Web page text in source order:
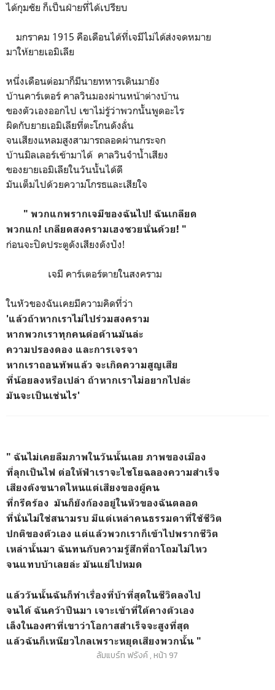
ได้กุมชัย ก็เป็นฝ่ายที่ได้เปรียบ
มกราคม 1915 คือเดือนได้ที่เจมีไม่ได้ส่งจดหมาย
มาให้ยายเอมิเลีย
หนึ่งเดือนต่อมาก็มีนายทหารเดินมายัง
บ้านคาร์เตอร์ คาลวินมองผ่านหน้าต่างบ้าน
ของตัวเองออกไป เขาไม่รู้ว่าพวกนั้นพูดอะไร
ผิดกับยายเอมิเลียที่ตะโกนดังลั่น
จนเสียงแหลมสูงสามารถลอดผ่านกระจก
บ้านมิลเลอร์เข้ามาได้ คาลวินจำน้ำเสียง
ของยายเอมิเลียในวันนั้นได้ดี
มันเต็มไปด้วยความโกรธและเสียใจ
" พวกแกพรากเจมีของฉันไป! ฉันเกลียด
พวกแก! เกลียดสงครามเฮงซวยนั่นด้วย! "
ก่อนจะปิดประตูดังเสียงดังปัง!
เจมี คาร์เตอร์ตายในสงคราม
ในหัวของฉันเคยมีความคิดที่ว่า
'แล้วถ้าหากเราไม่ไปร่วมสงคราม
หากพวกเราทุกคนต่อต้านมันล่ะ
ความปรองดอง และการเจรจา
หากเราถอนทัพแล้ว จะเกิดความสูญเสีย​
ที่น้อยลงหรือเปล่า ถ้าหากเราไม่อยากไปล่ะ
มันจะเป็นเช่นไร'
" ฉันไม่เคยลืมภาพในวันนั้นเลย ภาพของเมือง
ที่ลุกเป็นไฟ ต่อให้ฟ้าเราจะไชโยฉลองความสำเร็จ
เสียงดังขนาดไหนแต่เสียงของผู้คน
ที่กรีดร้อง มันก็ยังก้องอยู่ในหัวของฉันตลอด
ที่นั่นไม่ใช่สนามรบ มีแต่เหล่าคนธรรมดาที่ใช้ชีวิต
ปกติของตัวเอง แต่แล้วพวกเราก็เข้าไปพรากชีวิต
เหล่านั้นมา ฉันทนกับความรู้สึกที่ถาโถมไม่ไหว
จนแทบบ้าเลยล่ะ มันแย่ไปหมด
แล้ววันนั้นฉันก็ทำเรื่องที่บ้าที่สุดในชีวิตลงไป
จนได้ ฉันคว้าปืนมา เจาะเข้าที่ใต้คางตัวเอง
เล็งในองศาที่เขาว่าโอกาสสำเร็จจะสูงที่สุด
แล้วฉันก็เหนียวไกลเพราะหยุดเสียงพวกนั้น "
ลัมแบร์ท ฟรังค์ , หน้า 97